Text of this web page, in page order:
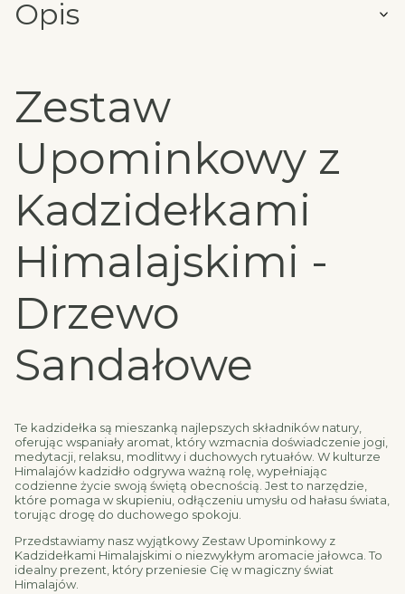
Opis
Zestaw
Upominkowy z
Kadzidełkami
Himalajskimi -
Drzewo
Sandałowe
Te kadzidełka są mieszanką najlepszych składników natury,
oferując wspaniały aromat, który wzmacnia doświadczenie jogi,
medytacji, relaksu, modlitwy i duchowych rytuałów. W kulturze
Himalajów kadzidło odgrywa ważną rolę, wypełniając
codzienne życie swoją świętą obecnością. Jest to narzędzie,
które pomaga w skupieniu, odłączeniu umysłu od hałasu świata,
torując drogę do duchowego spokoju.
Przedstawiamy nasz wyjątkowy Zestaw Upominkowy z
Kadzidełkami Himalajskimi o niezwykłym aromacie jałowca. To
idealny prezent, który przeniesie Cię w magiczny świat
Himalajów.